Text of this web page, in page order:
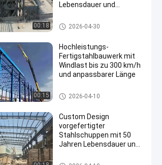
00:18
Lebensdauer und
Konstruktion
PEB Stahlgebäude
2026-04-30
00:15
Hochleistungs-
Fertigstahlbauwerk mit
Windlast bis zu 300 km/h
und anpassbarer Länge
Lager für Stahlkonstruktionen
2026-04-10
Custom Design
vorgefertigter
Stahlschuppen mit 50
Jahren Lebensdauer und
Stahlschuppenbau